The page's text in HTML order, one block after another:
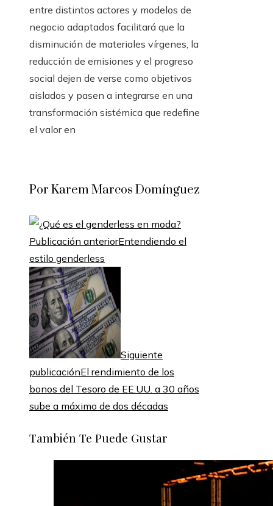
entre distintos actores y modelos de
negocio adaptados facilitará que la
disminución de materiales vírgenes, la
reducción de emisiones y el progreso
social dejen de verse como objetivos
aislados y pasen a integrarse en una
transformación sistémica que redefine
el valor en
Por Karem Marcos Domínguez
Publicación anteriorEntendiendo el
estilo genderless
Siguiente
publicaciónEl rendimiento de los
bonos del Tesoro de EE.UU. a 30 años
sube a máximo de dos décadas
También Te Puede Gustar